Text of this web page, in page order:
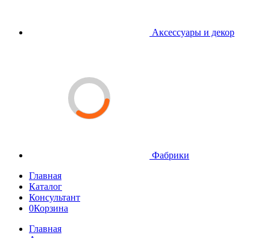
Аксессуары и декор
Фабрики
Главная
Каталог
Консультант
0Корзина
Главная